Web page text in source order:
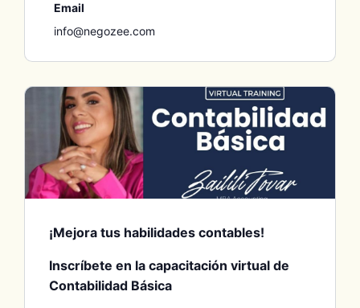
¡Mejora tus habilidades contables!
Inscríbete en la capacitación virtual de
Contabilidad Básica
Email
info@negozee.com